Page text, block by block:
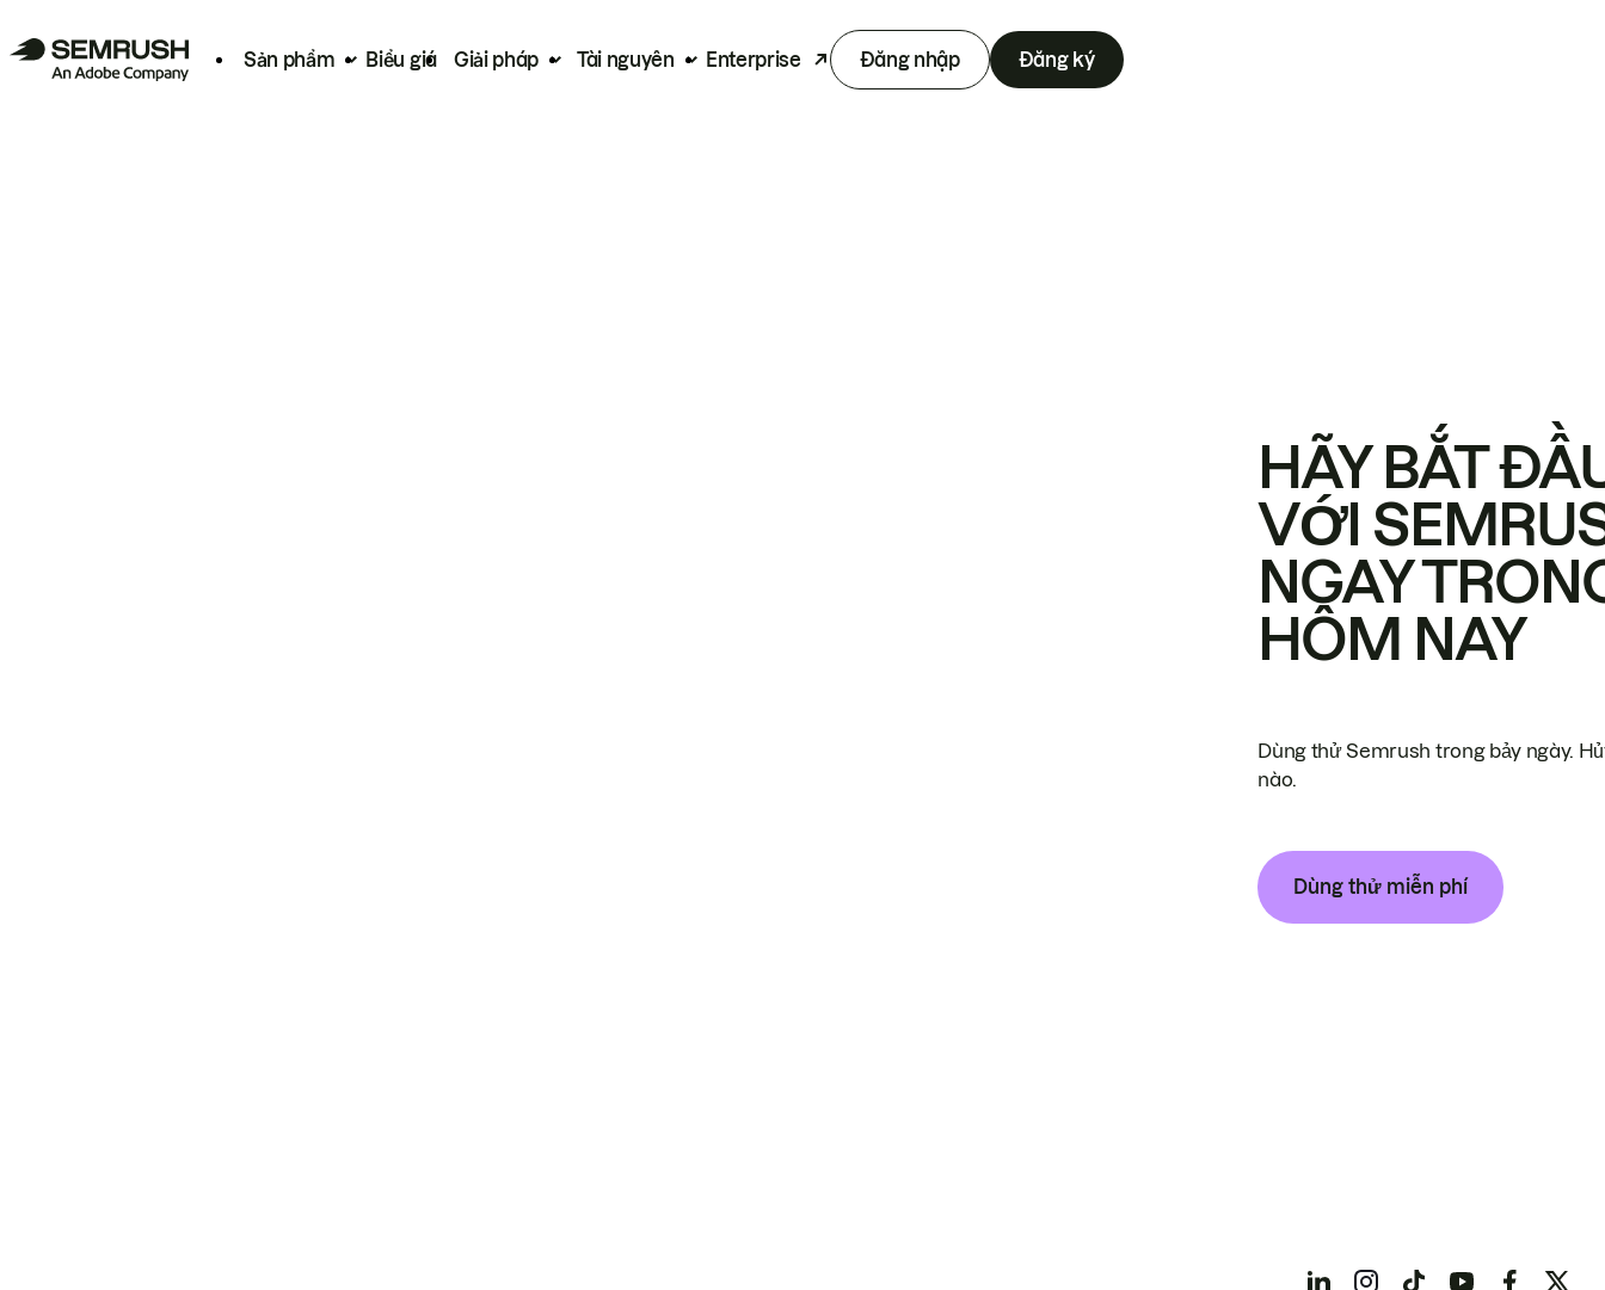
Sản phẩm Biểu giá Giải pháp Tài nguyên Enterprise Đăng nhập Đăng ký
HÃY BẮT
VỚI
NGAY
HÔM NAY
Dùng thử Semrush trong bảy ngày.
nào.
Dùng thử miễn phí